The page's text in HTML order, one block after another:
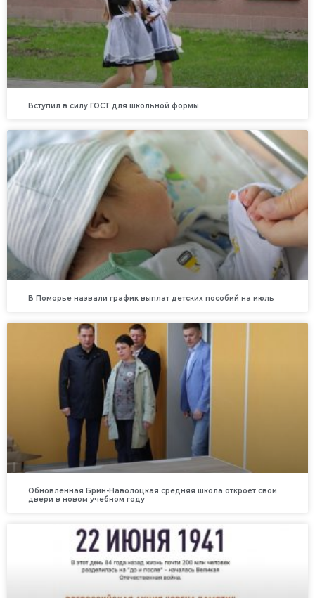
Вступил в силу ГОСТ для школьной формы
В Поморье назвали график выплат детских пособий на июль
Обновленная Брин-Наволоцкая средняя школа откроет свои
двери в новом учебном году